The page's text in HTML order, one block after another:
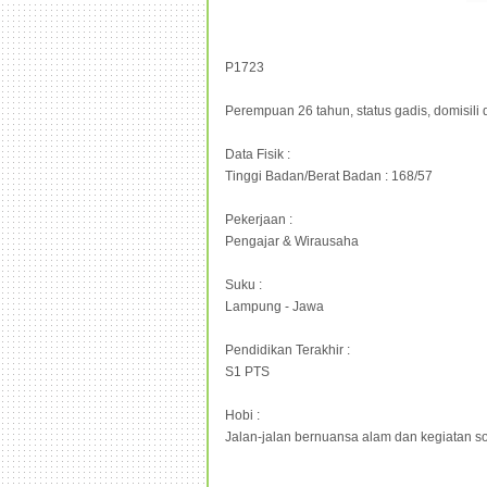
P1723
Perempuan 26 tahun, status gadis, domisili
Data Fisik :
Tinggi Badan/Berat Badan : 168/57
Pekerjaan :
Pengajar & Wirausaha
Suku :
Lampung - Jawa
Pendidikan Terakhir :
S1 PTS
Hobi :
Jalan-jalan bernuansa alam dan kegiatan